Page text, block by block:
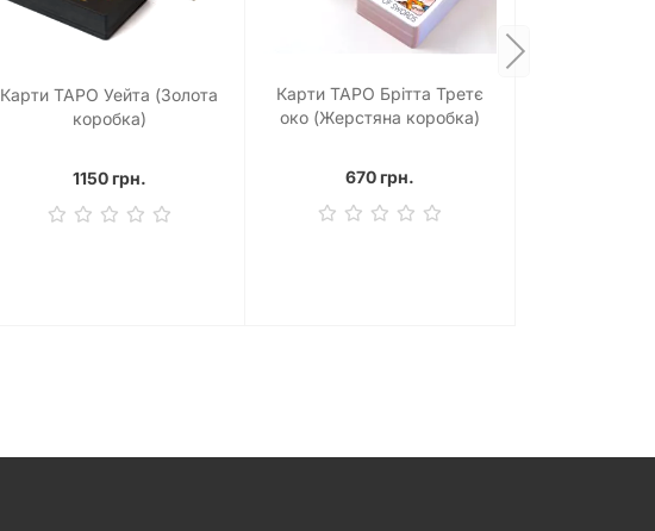
Карти ТАРО Уейта (Золота
коробка)
1150 грн.
Карти ТАРО Брітта Третє
око (Жерстяна коробка)
670 грн.